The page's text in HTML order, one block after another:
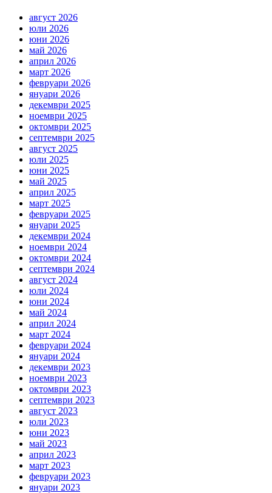
август 2026
юли 2026
юни 2026
май 2026
април 2026
март 2026
февруари 2026
януари 2026
декември 2025
ноември 2025
октомври 2025
септември 2025
август 2025
юли 2025
юни 2025
май 2025
април 2025
март 2025
февруари 2025
януари 2025
декември 2024
ноември 2024
октомври 2024
септември 2024
август 2024
юли 2024
юни 2024
май 2024
април 2024
март 2024
февруари 2024
януари 2024
декември 2023
ноември 2023
октомври 2023
септември 2023
август 2023
юли 2023
юни 2023
май 2023
април 2023
март 2023
февруари 2023
януари 2023